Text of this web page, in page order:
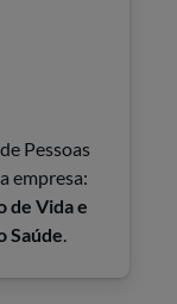
Pessoas
empresa:
de Vida e
Saúde